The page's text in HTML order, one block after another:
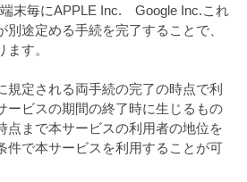
末毎にAPPLE Inc. Google Inc.これ
別途定める手続を完了することで、
す。
規定される両手続の完了の時点で利
ービスの期間の終了時に生じるもの
点まで本サービスの利用者の地位を
件で本サービスを利用することが可